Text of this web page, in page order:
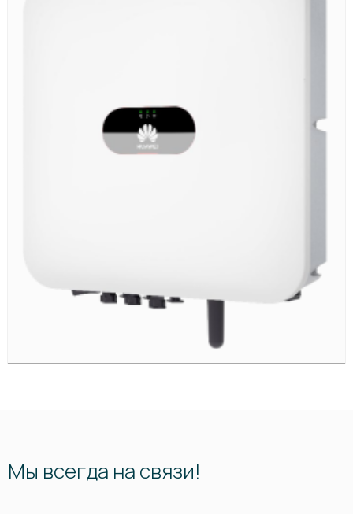
Мы всегда на связи!